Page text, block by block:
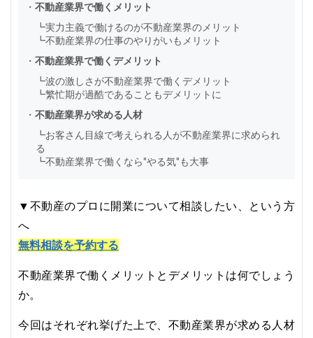
・ 不動産業界で働くメリット
┗実力主義で働けるのが不動産業界のメリット
┗不動産業界の仕事のやりがいもメリット
・ 不動産業界で働くデメリット
┗波の激しさが不動産業界で働くデメリット
┗繁忙期が過酷であることもデメリットに
・ 不動産業界が求める人材
┗お客さん目線で考えられる人が不動産業界に求められ
る
┗不動産業界で働くなら"やる気"も大事
▼不動産のプロに開業について相談したい、という方
へ
無料相談を予約する
不動産業界で働くメリットとデメリットは何でしょう
か。
今回はそれぞれ挙げた上で、不動産業界が求める人材